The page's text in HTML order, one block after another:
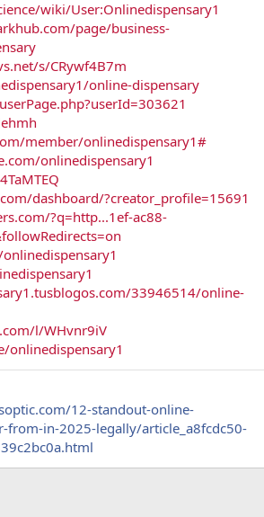
wiki/User:Onlinedispensary1
page/business-
s/CRywf4B7m
online-dispensary
member/onlinedispensary1#
onlinedispensary1
dashboard/?creator_profile=15691
?q=http...1ef-ac88-
33946514/online-
l/WHvnr9iV
onlinedispensary1
12-standout-online-
from-in-2025-legally/article_a8fcdc50-